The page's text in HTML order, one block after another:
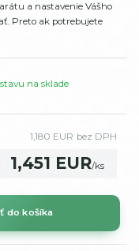
a nastavenie Vášho
Preto ak potrebujete
na sklade
1,451 EUR/ks
1,180 EUR bez DPH
do košíka